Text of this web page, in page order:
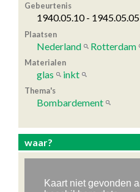
Gebeurtenis
1940.05.10 - 1945.05.05
Plaatsen
Nederland Rotterdam
Materialen
glas inkt
Thema's
Bombardement
waar?